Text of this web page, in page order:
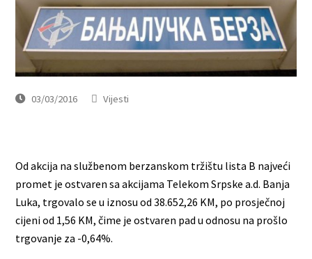
03/03/2016 Vijesti
Od akcija na službenom berzanskom tržištu lista B najveći
promet je ostvaren sa akcijama Telekom Srpske a.d. Banja
Luka, trgovalo se u iznosu od 38.652,26 KM, po prosječnoj
cijeni od 1,56 KM, čime je ostvaren pad u odnosu na prošlo
trgovanje za -0,64%.